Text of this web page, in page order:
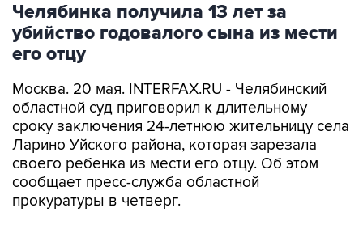
Челябинка получила 13 лет за
убийство годовалого сына из мести
его отцу
Москва. 20 мая. INTERFAX.RU - Челябинский
областной суд приговорил к длительному
сроку заключения 24-летнюю жительницу села
Ларино Уйского района, которая зарезала
своего ребенка из мести его отцу. Об этом
сообщает пресс-служба областной
прокуратуры в четверг.